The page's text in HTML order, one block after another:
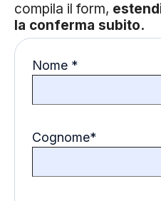
compila il form,
la conferma subito.
Nome *
Cognome*